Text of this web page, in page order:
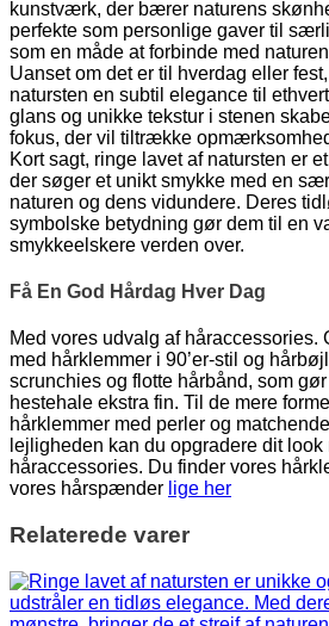
kunstværk, der bærer naturens
perfekte som personlige gaver til
som en måde at forbinde med
Uanset om det er til hverdag eller
natursten en subtil elegance til
glans og unikke tekstur i stenen
fokus, der vil tiltrække
Kort sagt, ringe lavet af natursten er
der søger et unikt smykke med en
naturen og dens vidundere. Deres
symbolske betydning gør dem til en
smykkeelskere verden over.
Få En God Hårdag Hver Dag
Med vores udvalg af håraccessories.
med hårklemmer i 90’er-stil og
scrunchies og flotte hårbånd, som
hestehale ekstra fin. Til de mere
hårklemmer med perler og
lejligheden kan du opgradere dit look
håraccessories. Du finder vores
vores hårspænder lige her
Relaterede varer